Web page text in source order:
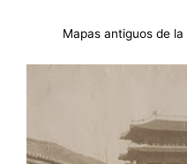
Mapas antiguos de